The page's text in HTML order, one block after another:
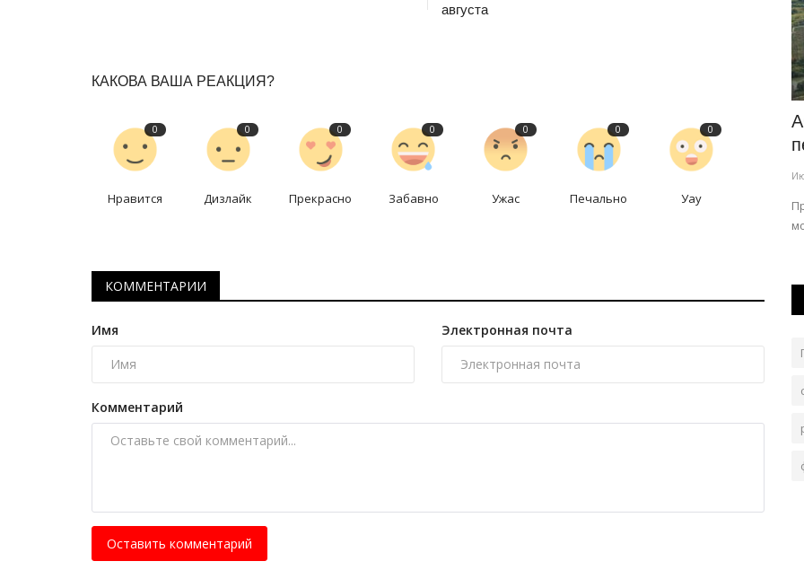
августа
КАКОВА ВАША РЕАКЦИЯ?
0
Нравится
0
Дизлайк
0
Прекрасно
0
Забавно
0
Ужас
0
Печально
0
Уау
КОММЕНТАРИИ
Имя Электронная почта
Комментарий
Оставить комментарий
Астана. Монолог живого города
Июль 6, 2025
сказала о себе в свой день рождения.
В Павлодарской области
локализовали пожар в лесничестве
Авг 5, 2026
В тушении задействовали два вертолета.